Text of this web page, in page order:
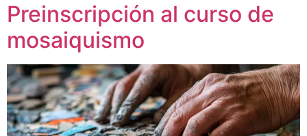
Preinscripción al curso de
mosaiquismo